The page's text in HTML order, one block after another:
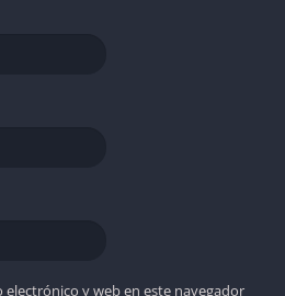
descargas energéticas.
y web en este navegador